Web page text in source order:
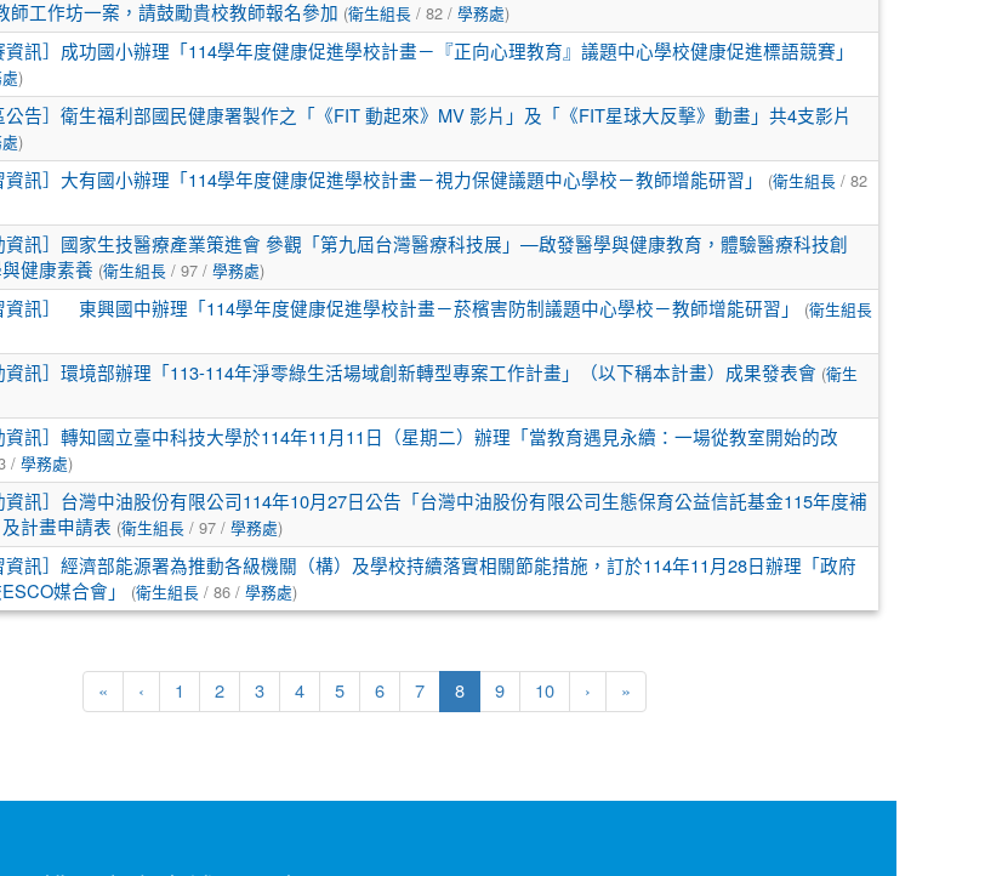
師工作坊一案，請鼓勵貴校教師報名參加 (衛生組長/ 82 / 學務處)
資訊］成功國小辦理「114學年度健康促進學校計畫－『正向心理教育』議題中心學校健康促進標語競賽」
)
公告］衛生福利部國民健康署製作之「《FIT 動起來》MV 影片」及「《FIT星球大反擊》動畫」共4支影片
)
資訊］大有國小辦理「114學年度健康促進學校計畫－視力保健議題中心學校－教師增能研習」 (衛生組長/ 82
資訊］國家生技醫療產業策進會 參觀「第九屆台灣醫療科技展」—啟發醫學與健康教育，體驗醫療科技創
健康素養 (衛生組長/ 97 / 學務處)
資訊］ 東興國中辦理「114學年度健康促進學校計畫－菸檳害防制議題中心學校－教師增能研習」 (衛生組長
資訊］環境部辦理「113-114年淨零綠生活場域創新轉型專案工作計畫」（以下稱本計畫）成果發表會 (衛生
資訊］轉知國立臺中科技大學於114年11月11日（星期二）辦理「當教育遇見永續：一場從教室開始的改
/ 學務處)
資訊］台灣中油股份有限公司114年10月27日公告「台灣中油股份有限公司生態保育公益信託基金115年度補
計畫申請表 (衛生組長/ 97 / 學務處)
資訊］經濟部能源署為推動各級機關（構）及學校持續落實相關節能措施，訂於114年11月28日辦理「政府
媒合會」
(衛生組長/ 86 / 學務處)
« ‹ 1 2 3 4 5 6 7 8(current)
9 10 › »